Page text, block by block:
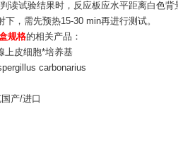
读试验结果时，反应板应水平距离白色背
，需先预热15-30 min再进行测试。
规格的相关产品：
上皮细胞*培养基
carbonarius
产/进口